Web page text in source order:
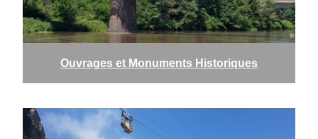
Ouvrages et Monuments Historiques